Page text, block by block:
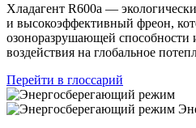
Хладагент R600a —
и высокоэффективный фреон,
озоноразрушающей
воздействия на глобальное
Перейти в глоссарий